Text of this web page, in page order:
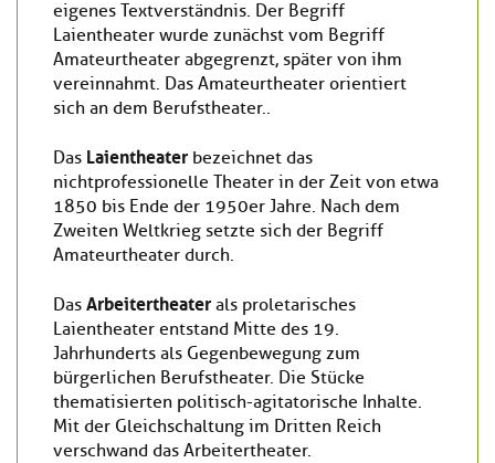
eigenes Textverständnis. Der Begriff
Laientheater wurde zunächst vom Begriff
Amateurtheater abgegrenzt, später von ihm
vereinnahmt. Das Amateurtheater orientiert
sich an dem Berufstheater..
Das Laientheater bezeichnet das
nichtprofessionelle Theater in der Zeit von etwa
1850 bis Ende der 1950er Jahre. Nach dem
Zweiten Weltkrieg setzte sich der Begriff
Amateurtheater durch.
Das Arbeitertheater als proletarisches
Laientheater entstand Mitte des 19.
Jahrhunderts als Gegenbewegung zum
bürgerlichen Berufstheater. Die Stücke
thematisierten politisch-agitatorische Inhalte.
Mit der Gleichschaltung im Dritten Reich
verschwand das Arbeitertheater.